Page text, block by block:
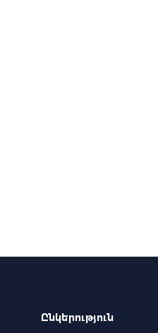
Ընկերություն